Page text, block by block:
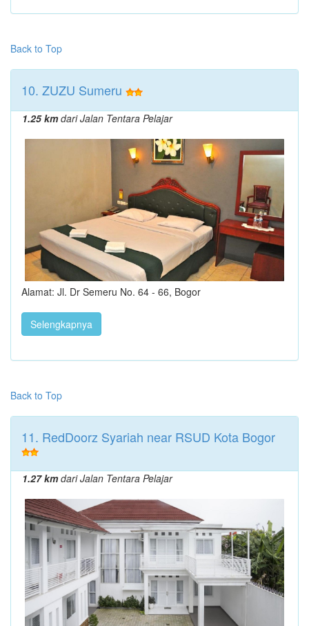
Back to Top
10. ZUZU Sumeru
1.25 kmdari Jalan Tentara Pelajar
Alamat: Jl. Dr Semeru No. 64 - 66, Bogor
Selengkapnya
Back to Top
11. RedDoorz Syariah near RSUD Kota Bogor
1.27 kmdari Jalan Tentara Pelajar